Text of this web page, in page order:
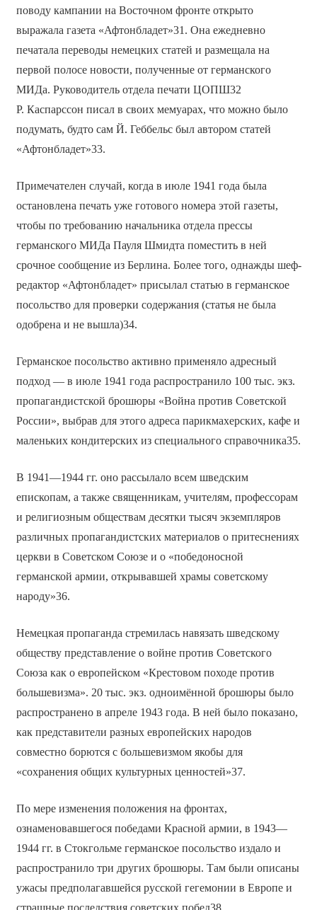
поводу кампании на Восточном фронте открыто
выражала газета «Афтонбладет»31. Она ежедневно
печатала переводы немецких статей и размещала на
первой полосе новости, полученные от германского
МИДа. Руководитель отдела печати ЦОПШ32
Р. Каспарссон писал в своих мемуарах, что можно было
подумать, будто сам Й. Геббельс был автором статей
«Афтонбладет»33.
Примечателен случай, когда в июле 1941 года была
остановлена печать уже готового номера этой газеты,
чтобы по требованию начальника отдела прессы
германского МИДа Пауля Шмидта поместить в ней
срочное сообщение из Берлина. Более того, однажды шеф-
редактор «Афтонбладет» присылал статью в германское
посольство для проверки содержания (статья не была
одобрена и не вышла)34.
Германское посольство активно применяло адресный
подход — в июле 1941 года распространило 100 тыс. экз.
пропагандистской брошюры «Война против Советской
России», выбрав для этого адреса парикмахерских, кафе и
маленьких кондитерских из специального справочника35.
В 1941—1944 гг. оно рассылало всем шведским
епископам, а также священникам, учителям, профессорам
и религиозным обществам десятки тысяч экземпляров
различных пропагандистских материалов о притеснениях
церкви в Советском Союзе и о «победоносной
германской армии, открывавшей храмы советскому
народу»36.
Немецкая пропаганда стремилась навязать шведскому
обществу представление о войне против Советского
Союза как о европейском «Крестовом походе против
большевизма». 20 тыс. экз. одноимённой брошюры было
распространено в апреле 1943 года. В ней было показано,
как представители разных европейских народов
совместно борются с большевизмом якобы для
«сохранения общих культурных ценностей»37.
По мере изменения положения на фронтах,
ознаменовавшегося победами Красной армии, в 1943—
1944 гг. в Стокгольме германское посольство издало и
распространило три других брошюры. Там были описаны
ужасы предполагавшейся русской гегемонии в Европе и
страшные последствия советских побед38.